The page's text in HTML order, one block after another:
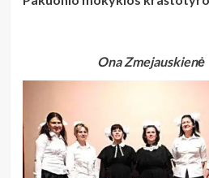
Ona Zmejauskienė